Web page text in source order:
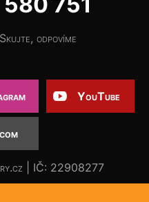
odpovíme
YouTube
| IČ: 22908277